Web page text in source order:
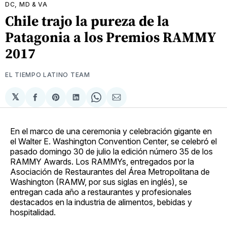
DC, MD & VA
Chile trajo la pureza de la
Patagonia a los Premios RAMMY
2017
EL TIEMPO LATINO TEAM
𝕏
Compartir
en
Share
on
Compartir
en
Share
on
Compartir
via
En el marco de una ceremonia y celebración gigante en
el Walter E. Washington Convention Center, se celebró el
pasado domingo 30 de julio la edición número 35 de los
RAMMY Awards. Los RAMMYs, entregados por la
Asociación de Restaurantes del Área Metropolitana de
Washington (RAMW, por sus siglas en inglés), se
entregan cada año a restaurantes y profesionales
destacados en la industria de alimentos, bebidas y
hospitalidad.